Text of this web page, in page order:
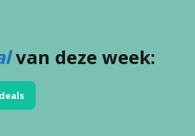
van deze week: